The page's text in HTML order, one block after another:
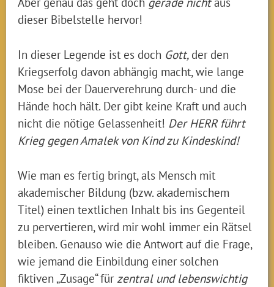
dieser Bibelstelle hervor!
In dieser Legende ist es doch Gott, der den
Kriegserfolg davon abhängig macht, wie lange
Mose bei der Dauerverehrung durch- und die
Hände hoch hält. Der gibt keine Kraft und auch
nicht die nötige Gelassenheit! Der HERR führt
Krieg gegen Amalek von Kind zu Kindeskind!
Wie man es fertig bringt, als Mensch mit
akademischer Bildung (bzw. akademischem
Titel) einen textlichen Inhalt bis ins Gegenteil
zu pervertieren, wird mir wohl immer ein Rätsel
bleiben. Genauso wie die Antwort auf die Frage,
wie jemand die Einbildung einer solchen
fiktiven „Zusage“ für zentral und lebenswichtig